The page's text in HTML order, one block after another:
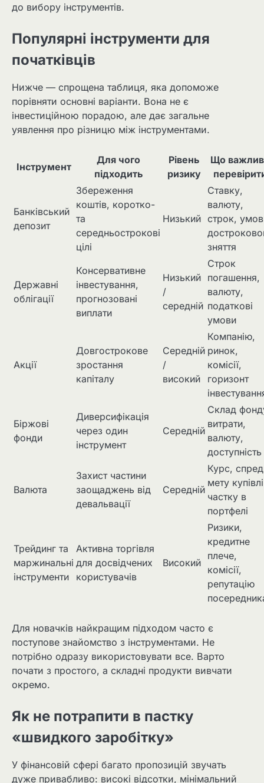
до вибору інструментів.
Популярні інструменти для
початківців
Нижче — спрощена таблиця, яка допоможе
порівняти основні варіанти. Вона не є
інвестиційною порадою, але дає загальне
уявлення про різницю між інструментами.
Інструмент
Для чого
підходить
Рівень
ризику
Що
Банківський
депозит
Збереження
коштів, коротко-
та
середньострокові
цілі
Низький
Ставку,
валюту,
строк,
зняття
Державні
облігації
Консервативне
інвестування,
прогнозовані
виплати
Низький
/
середній
Строк
погашення,
валюту,
податкові
умови
Акції
Довгострокове
зростання
капіталу
Середній
/
високий
Компанію,
ринок,
комісії,
горизонт
Біржові
фонди
Диверсифікація
через один
інструмент
Середній
Склад
витрати,
валюту,
доступність
Валюта
Захист частини
заощаджень від
девальвації
Середній
Курс,
мету
частку в
портфелі
Трейдинг та
маржинальні
інструменти
Активна торгівля
для досвідчених
користувачів
Високий
Ризики,
кредитне
плече,
комісії,
репутацію
Для новачків найкращим підходом часто є
поступове знайомство з інструментами. Не
потрібно одразу використовувати все. Варто
почати з простого, а складні продукти вивчати
окремо.
Як не потрапити в пастку
«швидкого заробітку»
У фінансовій сфері багато пропозицій звучать
дуже привабливо: високі відсотки, мінімальний